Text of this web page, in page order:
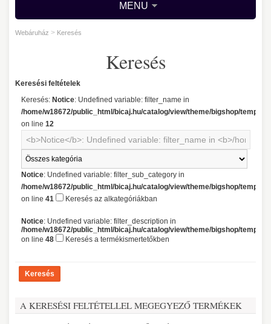
MENU
Webáruház > Keresés
Keresés
Keresési feltételek
Keresés: Notice: Undefined variable: filter_name in
/home/w18672/public_html/bicaj.hu/catalog/view/theme/bigshop/
on line 12
Notice: Undefined variable: filter_sub_category in
/home/w18672/public_html/bicaj.hu/catalog/view/theme/bigshop/
on line 41 Keresés az alkategóriákban
Notice: Undefined variable: filter_description in
/home/w18672/public_html/bicaj.hu/catalog/view/theme/bigshop/
on line 48 Keresés a termékismertetőkben
A KERESÉSI FELTÉTELLEL MEGEGYEZŐ TERMÉKEK